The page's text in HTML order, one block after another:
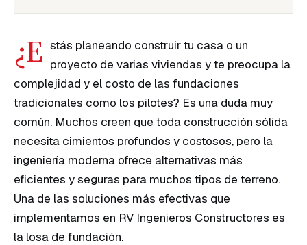
servicios
Corporativo
Residencial
Todos
proyectos
¿E stás planeando construir tu casa o un
proyecto de varias viviendas y te preocupa la
complejidad y el costo de las fundaciones
tradicionales como los pilotes? Es una duda muy
común. Muchos creen que toda construcción sólida
necesita cimientos profundos y costosos, pero la
ingeniería moderna ofrece alternativas más
eficientes y seguras para muchos tipos de terreno.
Una de las soluciones más efectivas que
implementamos en RV Ingenieros Constructores es
la losa de fundación.